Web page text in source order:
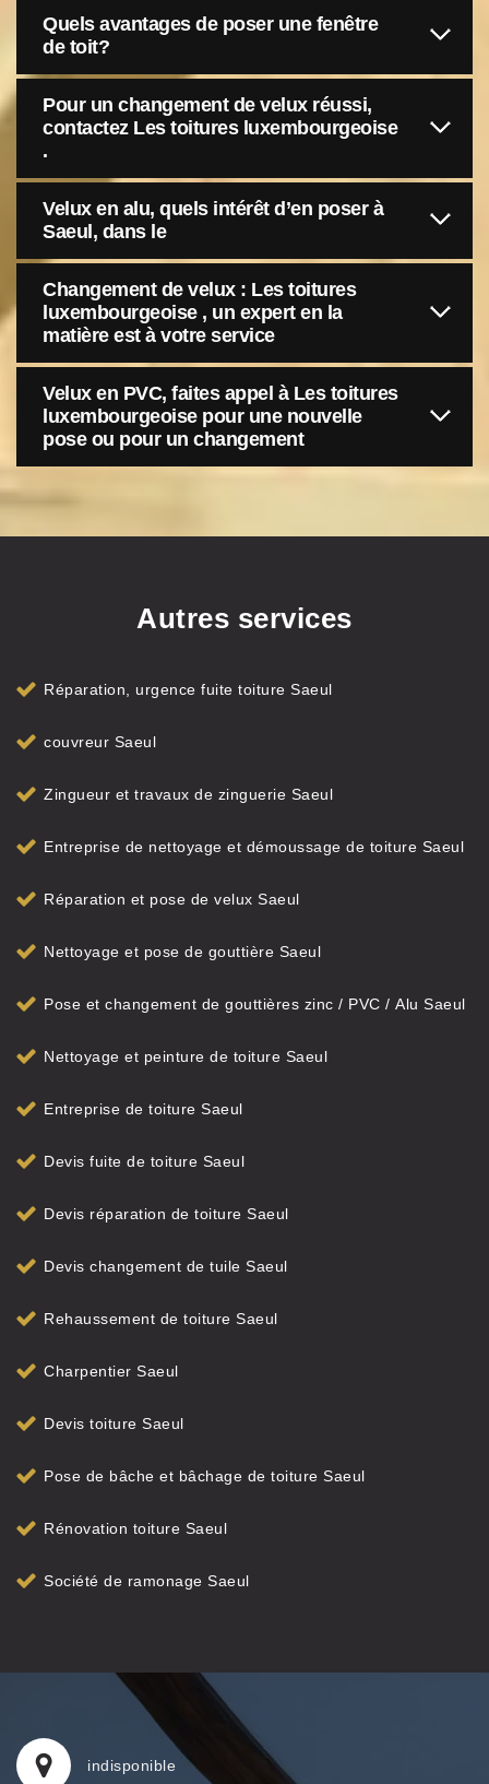
Quels avantages de poser une fenêtre
de toit?
Pour un changement de velux réussi,
contactez Les toitures luxembourgeoise
.
Velux en alu, quels intérêt d’en poser à
Saeul, dans le
Changement de velux : Les toitures
luxembourgeoise , un expert en la
matière est à votre service
Velux en PVC, faites appel à Les toitures
luxembourgeoise pour une nouvelle
pose ou pour un changement
Autres services
Réparation, urgence fuite toiture Saeul
couvreur Saeul
Zingueur et travaux de zinguerie Saeul
Entreprise de nettoyage et démoussage de toiture Saeul
Réparation et pose de velux Saeul
Nettoyage et pose de gouttière Saeul
Pose et changement de gouttières zinc / PVC / Alu Saeul
Nettoyage et peinture de toiture Saeul
Entreprise de toiture Saeul
Devis fuite de toiture Saeul
Devis réparation de toiture Saeul
Devis changement de tuile Saeul
Rehaussement de toiture Saeul
Charpentier Saeul
Devis toiture Saeul
Pose de bâche et bâchage de toiture Saeul
Rénovation toiture Saeul
Société de ramonage Saeul
indisponible